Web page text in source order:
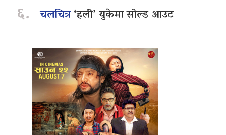
६. चलचित्र‘हली’ युकेमा सोल्ड आउट